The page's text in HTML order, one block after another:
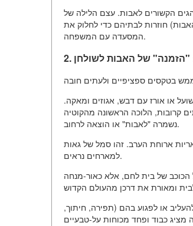
הקשורים לאבות. עצם הלילה של
חוזרות לבתיהם כדי לחלוק את
המסעדה עם המשפחה.
"הזמנה" של האבות לשולחן
או אורז עם דבש, אגוזים ומאקה.
קרובות, הלוכה הראשונה מהקוטיה
נשמרה "לאבות" או הוצאה לרחוב.
ארוחת הערב. זהו סמל של גאות
למארחים נראים.
של בית לחם, אלא כאור-מנחה
או לפגוע בהם (תפירה, חיתוך,